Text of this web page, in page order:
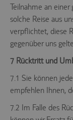
Teilnahme an einer
solche Reise aus
verpflichtet, diese
gegenüber uns
7 Rücktritt und
7.1 Sie können
empfehlen Ihnen,
7.2 Im Falle des